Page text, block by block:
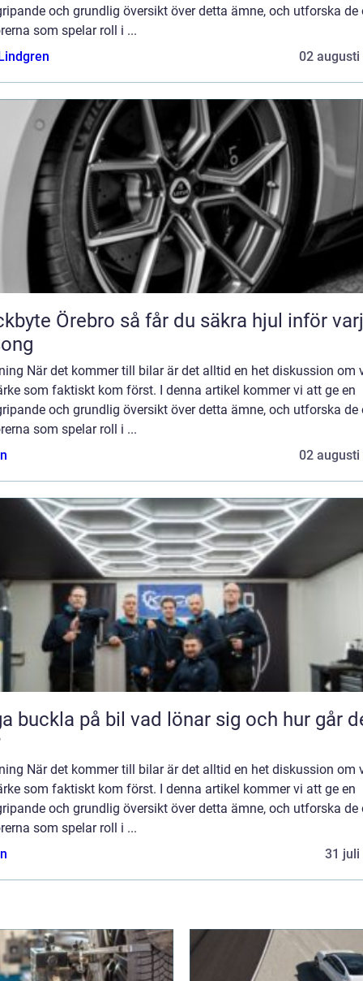
och grundlig översikt över detta ämne, och utforska de
som spelar roll i ...
02 augusti
så får du säkra hjul inför varje
När det kommer till bilar är det alltid en het diskussion om
som faktiskt kom först. I denna artikel kommer vi att ge en
och grundlig översikt över detta ämne, och utforska de
som spelar roll i ...
02 augusti
på bil vad lönar sig och hur går det
När det kommer till bilar är det alltid en het diskussion om
som faktiskt kom först. I denna artikel kommer vi att ge en
och grundlig översikt över detta ämne, och utforska de
som spelar roll i ...
31 juli